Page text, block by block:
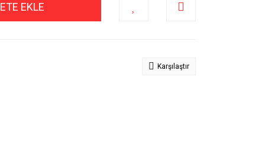
EKLE
Karşılaştır